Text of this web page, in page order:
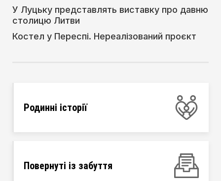
У Луцьку представлять виставку про давню
столицю Литви
Костел у Переспі. Нереалізований проєкт
Родинні історії
Повернуті із забуття